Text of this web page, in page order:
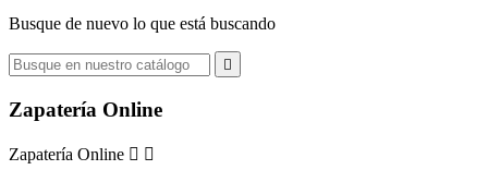
Busque de nuevo lo que está buscando

Zapatería Online
Zapatería Online  